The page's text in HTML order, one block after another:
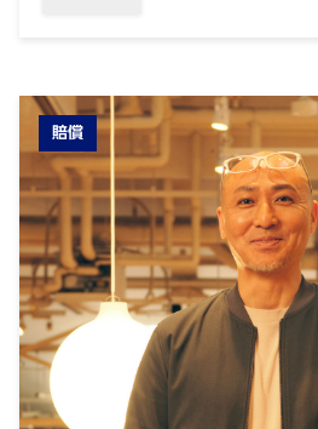
賠償